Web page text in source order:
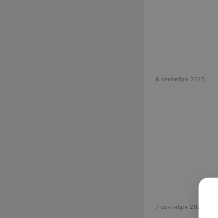
8 сентября 2025
7 сентября 2025